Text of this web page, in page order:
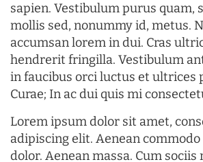
sapien. Vestibulum purus quam,
mollis sed, nonummy id, metus.
accumsan lorem in dui. Cras
hendrerit fringilla. Vestibulum
in faucibus orci luctus et ultrices
Curae; In ac dui quis mi
Lorem ipsum dolor sit amet,
adipiscing elit. Aenean
dolor. Aenean massa. Cum sociis